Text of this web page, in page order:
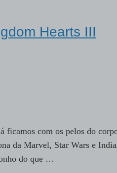
Hearts III
com os pelos do
da Marvel, Star Wars e
do que …